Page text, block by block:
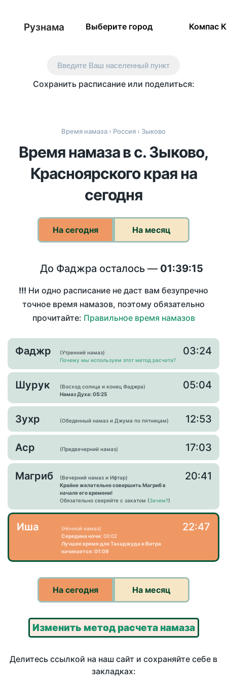
Рузнама Выберите город Компас
Введите Ваш населенный пункт
Сохранить расписание или поделиться:
Время намаза › Россия › Зыково
Время намаза в с. Зыково,
Красноярского края на
сегодня
На сегодня На месяц
До Фаджра осталось — 01:39:15
!!! Ни одно расписание не даст вам безупречно
точное время намазов, поэтому обязательно
прочитайте: Правильное время намазов
Фаджр
(Утренний намаз)
Почему мы используем этот метод расчета?
03:24
Шурук
(Восход солнца и конец Фаджра)
Намаз Духа: 05:25
05:04
Зухр (Обеденный намаз и Джума по пятницам) 12:53
Аср (Предвечерний намаз) 17:03
Магриб
(Вечерний намаз и Ифтар)
Крайне желательно совершить Магриб в
начале его времени!
Обязательно сверяйте с закатом (Зачем?)
20:41
Иша
(Ночной намаз)
Середина ночи: 00:02
Лучшее время для Тахаджуда и Витра
начинается: 01:09
22:47
На сегодня На месяц
Изменить метод расчета намаза
Делитесь ссылкой на наш сайт и сохраняйте себе в
закладках: